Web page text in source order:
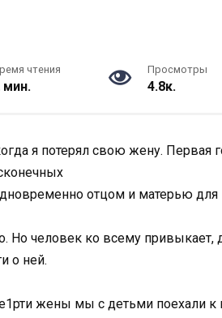
чтения
мин.
Просмотры
4.8к.
я потерял свою жену. Первая
отцом и матерью для
Но человек ко всему привыкает,
о ней.
жены мы с детьми поехали к